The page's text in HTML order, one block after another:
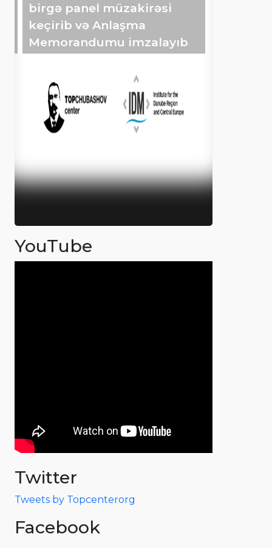
birgə panel müzakirəsi
keçirib və Anlaşma
Memorandumu imzalayıb
YouTube
Twitter
Tweets by Topcenterorg
Facebook